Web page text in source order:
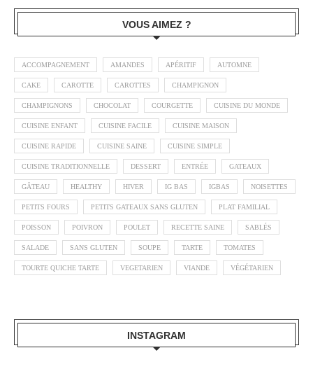
VOUS AIMEZ ?
ACCOMPAGNEMENT AMANDES APÉRITIF AUTOMNE
CAKE CAROTTE CAROTTES CHAMPIGNON
CHAMPIGNONS CHOCOLAT COURGETTE CUISINE DU MONDE
CUISINE ENFANT CUISINE FACILE CUISINE MAISON
CUISINE RAPIDE CUISINE SAINE CUISINE SIMPLE
CUISINE TRADITIONNELLE DESSERT ENTRÉE GATEAUX
GÂTEAU HEALTHY HIVER IG BAS IGBAS NOISETTES
PETITS FOURS PETITS GATEAUX SANS GLUTEN PLAT FAMILIAL
POISSON POIVRON POULET RECETTE SAINE SABLÉS
SALADE SANS GLUTEN SOUPE TARTE TOMATES
TOURTE QUICHE TARTE VEGETARIEN VIANDE VÉGÉTARIEN
INSTAGRAM